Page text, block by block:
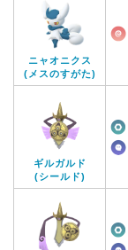
ニャオニクス
(メスのすがた)
ギルガルド
(シールド)